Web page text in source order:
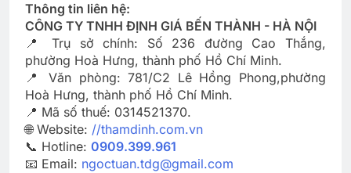
Thông tin liên hệ:
CÔNG TY TNHH ĐỊNH GIÁ BẾN THÀNH - HÀ NỘI
📍 Trụ sở chính: Số 236 đường Cao Thắng,
phường Hoà Hưng, thành phố Hồ Chí Minh.
📍 Văn phòng: 781/C2 Lê Hồng Phong,phường
Hoà Hưng, thành phố Hồ Chí Minh.
📍 Mã số thuế: 0314521370.
🌐 Website: //thamdinh.com.vn
📞 Hotline: 0909.399.961
📧 Email: ngoctuan.tdg@gmail.com